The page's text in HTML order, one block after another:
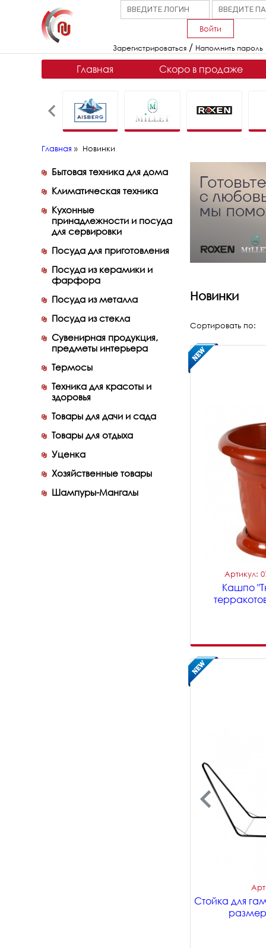
Войти
Зарегистрироваться / Напомнить пароль
Главная Скоро в продаже
Главная » Новинки
Бытовая техника для дома
Климатическая техника
Кухонные
принадлежности и посуда
для сервировки
Посуда для приготовления
Посуда из керамики и
фарфора
Посуда из металла
Посуда из стекла
Сувенирная продукция,
предметы интерьера
Термосы
Техника для красоты и
здоровья
Товары для дачи и сада
Товары для отдыха
Уценка
Хозяйственные товары
Шампуры-Мангалы
Новинки
Сортировать по:
Артикул:
Кашпо
Стойка для